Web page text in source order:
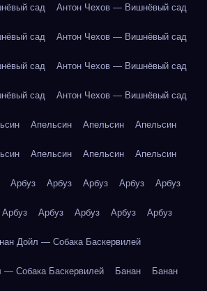
сад Антон Чехов — Вишнёвый сад
сад Антон Чехов — Вишнёвый сад
сад Антон Чехов — Вишнёвый сад
сад Антон Чехов — Вишнёвый сад
Апельсин Апельсин Апельсин
Апельсин Апельсин Апельсин
Арбуз Арбуз Арбуз Арбуз Арбуз
Арбуз Арбуз Арбуз Арбуз Арбуз
Дойл — Собака Баскервилей
— Собака Баскервилей Банан Банан